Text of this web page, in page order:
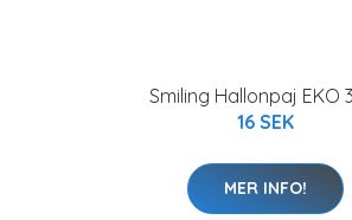
Smiling Hallonpaj EKO
16 SEK
MER INFO!